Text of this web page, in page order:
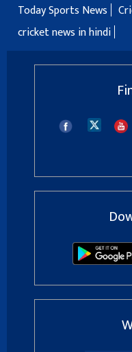
Today Sports News
cricket news in hindi